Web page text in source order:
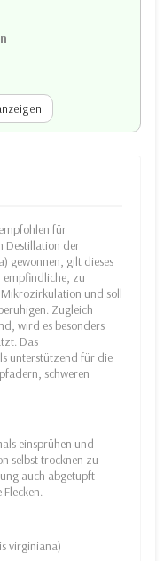
für
Destillation der
gewonnen, gilt dieses
empfindliche, zu
und soll
Zugleich
wird es besonders
Das
unterstützend für die
schweren
einsprühen und
selbst trocknen zu
auch abgetupft
virginiana)